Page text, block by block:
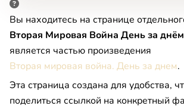
Вы находитесь на странице
Вторая Мировая Война День за
является частью произведения
Вторая мировая война. День за днем.
Эта страница создана для удобства,
поделиться ссылкой на конкретный